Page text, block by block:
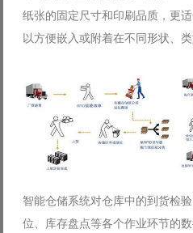
纸张的固定尺寸和印刷品质，更
以方便嵌入或附着在不同形状、类
智能仓储系统对仓库中的到货检
位、库存盘点等各个作业环节的